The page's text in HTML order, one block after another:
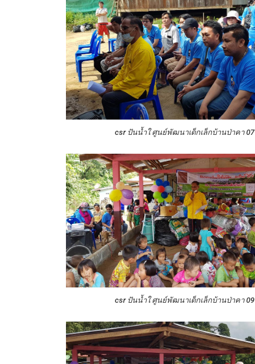
csr ปันน้ำใ ศูนย์พัฒนาเด็กเล็กบ้านป่าคา 07
csr ปันน้ำใ ศูนย์พัฒนาเด็กเล็กบ้านป่าคา 09